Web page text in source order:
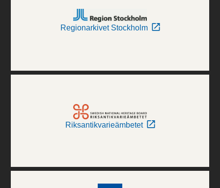
Regionarkivet Stockholm
Riksantikvarieämbetet